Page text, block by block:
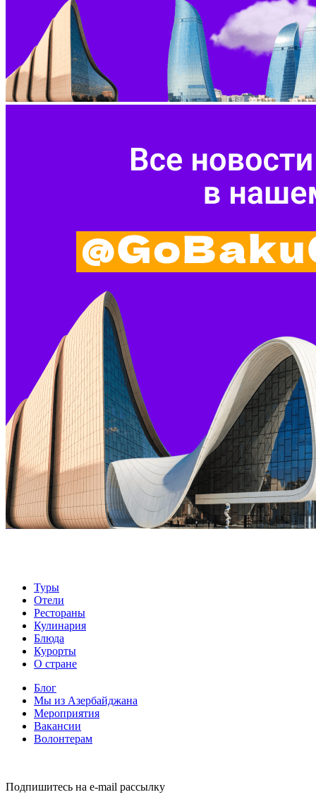
Туры
Отели
Рестораны
Кулинария
Блюда
Курорты
О стране
Блог
Мы из Азербайджана
Мероприятия
Вакансии
Волонтерам
Подпишитесь на e-mail рассылку